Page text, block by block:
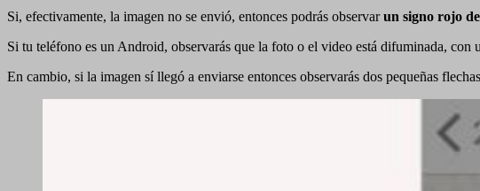
Si, efectivamente, la imagen no se envió, entonces podrás observarun signo rojo
Si tu teléfono es un Android, observarás que la foto o el video está difuminada, con
En cambio, si la imagen sí llegó a enviarse entonces observarás dos pequeñas